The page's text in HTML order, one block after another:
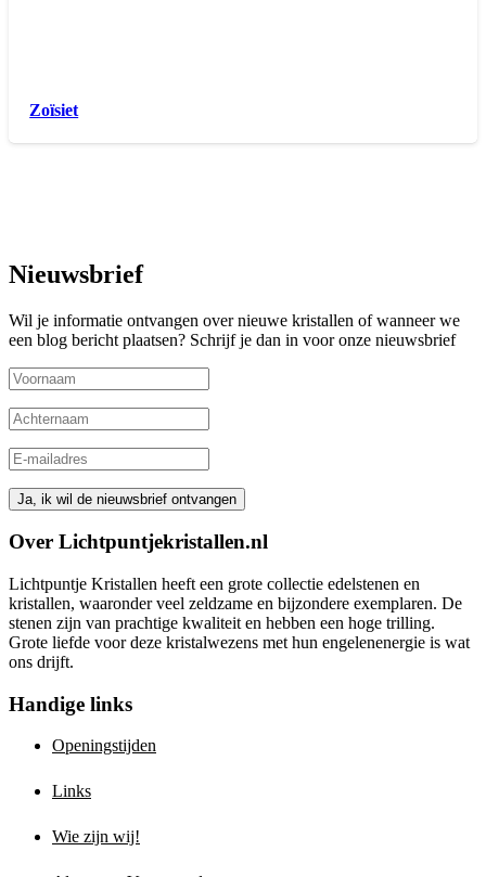
Zoïsiet
Nieuwsbrief
Wil je informatie ontvangen over nieuwe kristallen of wanneer we
een blog bericht plaatsen? Schrijf je dan in voor onze nieuwsbrief
Over Lichtpuntjekristallen.nl
Lichtpuntje Kristallen heeft een grote collectie edelstenen en
kristallen, waaronder veel zeldzame en bijzondere exemplaren. De
stenen zijn van prachtige kwaliteit en hebben een hoge trilling.
Grote liefde voor deze kristalwezens met hun engelenenergie is wat
ons drijft.
Handige links
Openingstijden
Links
Wie zijn wij!